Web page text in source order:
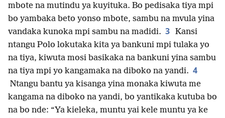
mbote na mutindu ya kuyituka. Bo pedisaka tiya mpi
bo yambaka beto yonso mbote, sambu na mvula yina
vandaka kunoka mpi sambu na madidi. 3 Kansi
ntangu Polo lokutaka kita ya bankuni mpi tulaka yo
na tiya, kiwuta mosi basikaka na bankuni yina sambu
na tiya mpi yo kangamaka na diboko na yandi. 4
Ntangu bantu ya kisanga yina monaka kiwuta me
kangama na diboko na yandi, bo yantikaka kutuba bo
na bo nde: “Ya kieleka, muntu yai kele muntu ya ke